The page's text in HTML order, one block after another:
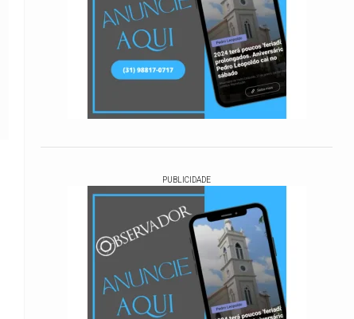
PUBLICIDADE